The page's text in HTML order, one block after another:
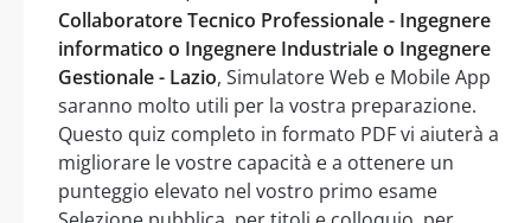
Collaboratore Tecnico Professionale - Ingegnere
informatico o Ingegnere Industriale o Ingegnere
Gestionale - Lazio, Simulatore Web e Mobile App
saranno molto utili per la vostra preparazione.
Questo quiz completo in formato PDF vi aiuterà a
migliorare le vostre capacità e a ottenere un
punteggio elevato nel vostro primo esame